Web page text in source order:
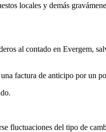
locales y demás
al contado en Evergem,
factura de anticipo por un
fluctuaciones del tipo de